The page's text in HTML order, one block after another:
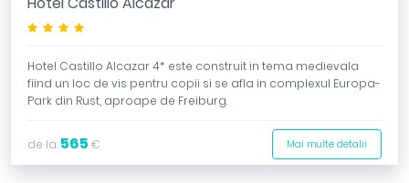
Hotel Castillo Alcazar 4* este construit in tema medievala
fiind un loc de vis pentru copii si se afla in complexul Europa-
Park din Rust, aproape de Freiburg.
de la: 565 € Mai multe detalii